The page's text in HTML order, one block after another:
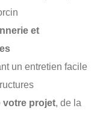
et
un entretien facile
votre projet, de la